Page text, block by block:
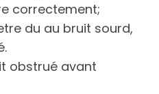
correctement;
du au bruit sourd,
obstrué avant